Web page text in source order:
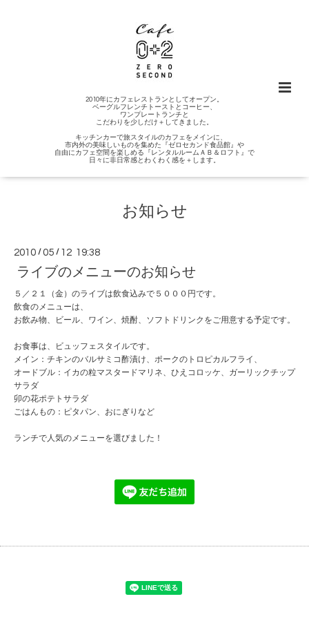
2010年にカフェレストランとしてオープン。
ベーグルフレンチトーストとコーヒー、
ワンプレートランチと
こだわりを少しだけ＋してきました。
キッチンカーで旅スタイルのカフェをメインに、
市内外の美味しいものを集めた『ゼロセカンド食品館』や
自由にカフェ空間を楽しめる『レンタルルームＡＢ＆ロフト』で
日々に非日常感とわくわく感を＋します。
お知らせ
2010 /05 / 12 19:38
ライブのメニューのお知らせ
５／２１（金）のライブは飲食込みで５０００円です。
飲食のメニューは、
お飲み物、ビール、ワイン、焼酎、ソフトドリンクをご用意する予定です。
お食事は、ビュッフェスタイルです。
メイン：チキンのバルサミコ酢漬け、ポークのトロピカルフライ、
オードブル：イカの粒マスタードマリネ、ひえコロッケ、ガーリックチップ
サラダ
卯の花ポテトサラダ
ごはんもの：ピタパン、おにぎりなど
ランチで人気のメニューを選びました！